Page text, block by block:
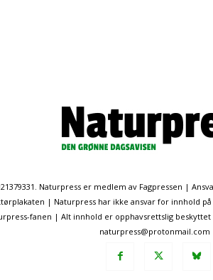
Naturpress er medlem av Fagpressen |
| Naturpress har ikke ansvar for innhold
fanen | Alt innhold er opphavsrettslig
naturpress@protonmail.com